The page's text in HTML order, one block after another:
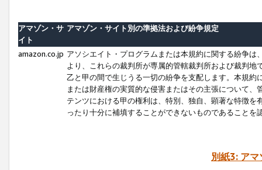
アマゾン・サ
イト
アマゾン・サイト別の準拠法および紛争規定
amazon.co.jp アソシエイト・プログラムまたは本規約に関する紛争
より、これらの裁判所が専属的管轄裁判所および裁判
乙と甲の間で生じうる一切の紛争を支配します。本規
または財産権の実質的な侵害またはその主張について
テンツにおける甲の権利は、特別、独自、顕著な特徴
ったり十分に補填することができないものであることを
別紙3: ア